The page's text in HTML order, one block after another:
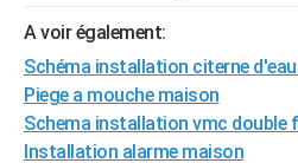
Guides de France
Escapades
Patrimoine
Expositions
Musées
Week-end nature
+LIFESTYLE
Art de vivre
Bien-être
Loisirs
Mode
Modes de vie
SANTE
Alimentation
Guide de la santé
Maladies
Médicaments
Sommeil
VOYAGE
A voir également:
Schéma installation citerne
Piege a mouche maison
Schema installation vmc double
Installation alarme maison